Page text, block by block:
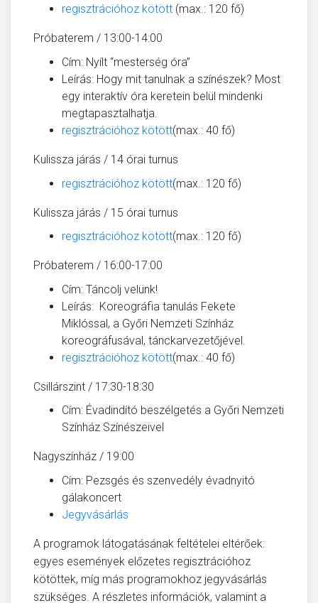
regisztrációhoz kötött (max.: 120 fő)
Próbaterem / 13:00-14:00
Cím: Nyílt “mesterség óra”
Leírás: Hogy mit tanulnak a színészek? Most
egy interaktív óra keretein belül mindenki
megtapasztalhatja.
regisztrációhoz kötött(max.: 40 fő)
Kulissza járás / 14 órai turnus
regisztrációhoz kötött(max.: 120 fő)
Kulissza járás / 15 órai turnus
regisztrációhoz kötött(max.: 120 fő)
Próbaterem / 16:00-17:00
Cím: Táncolj velünk!
Leírás: Koreográfia tanulás Fekete
Miklóssal, a Győri Nemzeti Színház
koreográfusával, tánckarvezetőjével.
regisztrációhoz kötött(max.: 40 fő)
Csillárszint / 17:30-18:30
Cím: Évadindító beszélgetés a Győri Nemzeti
Színház Színészeivel
Nagyszínház / 19:00
Cím: Pezsgés és szenvedély évadnyitó
gálakoncert
Jegyvásárlás
A programok látogatásának feltételei eltérőek:
egyes események előzetes regisztrációhoz
kötöttek, míg más programokhoz jegyvásárlás
szükséges. A részletes információk, valamint a